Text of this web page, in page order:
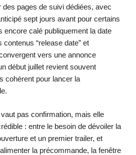
des pages de suivi dédiées, avec
sept jours avant pour certains
encore calé publiquement la date
“release date” et
vers une annonce
début juillet revient souvent
cohérent pour lancer la
pas confirmation, mais elle
: entre le besoin de dévoiler la
et un premier trailer, et
la précommande, la fenêtre